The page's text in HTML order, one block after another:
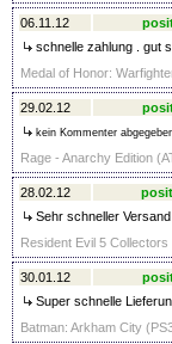
06.11.12
schnelle zahlung . gut
Medal of Honor:
29.02.12
kein Kommenter
Rage - Anarchy Edition
28.02.12
Sehr schneller
Resident Evil 5
30.01.12
Super schnelle
Batman: Arkham City